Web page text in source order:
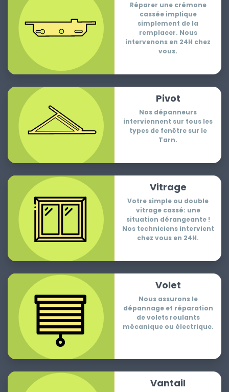
Réparer une crémone
cassée implique
simplement de la
remplacer. Nous
intervenons en 24H chez
vous.
Pivot
Nos dépanneurs
interviennent sur tous les
types de fenêtre sur le
Tarn.
Vitrage
Votre simple ou double
vitrage cassé: une
situation dérangeante !
Nos techniciens intervient
chez vous en 24H.
Volet
Nous assurons le
dépannage et réparation
de volets roulants
mécanique ou électrique.
Vantail